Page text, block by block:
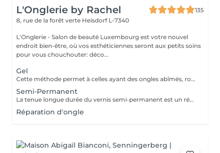
L'Onglerie by Rachel
135
8, rue de la forêt verte Heisdorf L-7340
L'Onglerie - Salon de beauté Luxembourg est votre nouvel
endroit bien-être, où vos esthéticiennes seront aux petits soins
pour vous chouchouter: déco...
Gel
Cette méthode permet à celles ayant des ongles abîmés, rongés, cassants, de retrouver de très jolies mains. En rallongement ou en simple gainage, le gel apportera solidité à vos ongles, et une couleur longue durée
Semi-Permanent
La tenue longue durée du vernis semi-permanent est un réel avantage. La pose sera effectuée avec soin, en adaptant les produits utilisés. La prestation sera entièrement personnalisée. La tenue peut aller de 2 à 3 semaines, 4 maximum selon le type d'ongle. Fini les retouches manucure tous les 4 jours, c'est une vraie liberté qui s'offre à vous ! Finesse et tenue longue durée ! N'hésitez pas à demander conseil
Réparation d'ongle